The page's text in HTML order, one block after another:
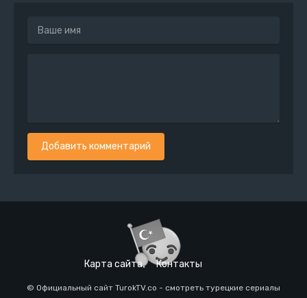
Добавить комментарий
Карта сайта Контакты
© Официальный сайт TurokTV.co - смотреть турецкие сериалы